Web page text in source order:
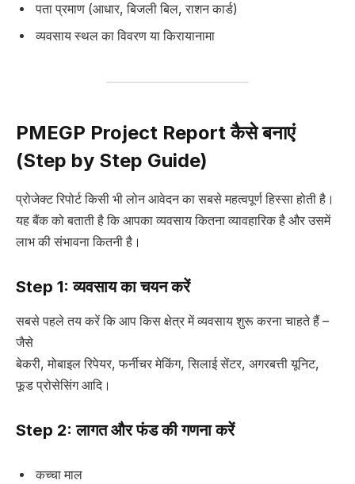
पता प्रमाण (आधार, बिजली बिल, राशन कार्ड)
व्यवसाय स्थल का विवरण या किरायानामा
PMEGP Project Report कैसे बनाएं
(Step by Step Guide)
प्रोजेक्ट रिपोर्ट किसी भी लोन आवेदन का सबसे महत्वपूर्ण हिस्सा होती है।
यह बैंक को बताती है कि आपका व्यवसाय कितना व्यावहारिक है और उसमें
लाभ की संभावना कितनी है।
Step 1: व्यवसाय का चयन करें
सबसे पहले तय करें कि आप किस क्षेत्र में व्यवसाय शुरू करना चाहते हैं –
जैसे
बेकरी, मोबाइल रिपेयर, फर्नीचर मेकिंग, सिलाई सेंटर, अगरबत्ती यूनिट,
फूड प्रोसेसिंग आदि।
Step 2: लागत और फंड की गणना करें
कच्चा माल